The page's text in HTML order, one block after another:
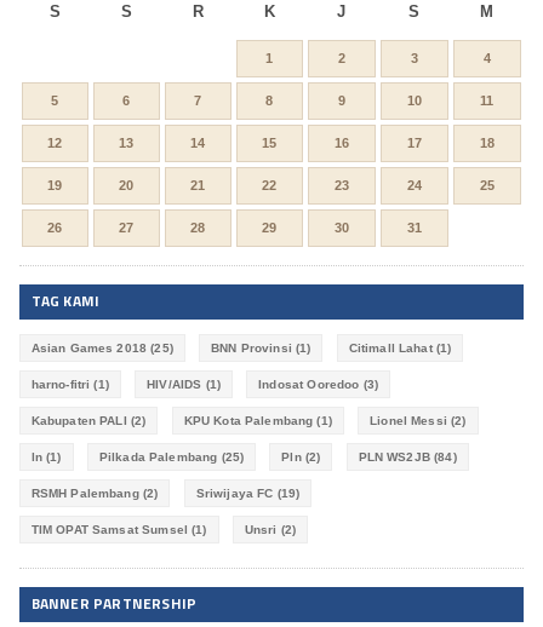
S S R K J S M
1 2 3 4
5 6 7 8 9 10 11
12 13 14 15 16 17 18
19 20 21 22 23 24 25
26 27 28 29 30 31
TAG KAMI
Asian Games 2018 (25) BNN Provinsi (1) Citimall Lahat(1)
harno-fitri (1) HIV/AIDS (1) Indosat Ooredoo (3)
Kabupaten PALI (2) KPU Kota Palembang (1) Lionel Messi (2)
ln (1) Pilkada Palembang (25) Pln(2) PLN WS2JB(84)
RSMH Palembang(2) Sriwijaya FC (19)
TIM OPAT Samsat Sumsel (1) Unsri (2)
BANNER PARTNERSHIP